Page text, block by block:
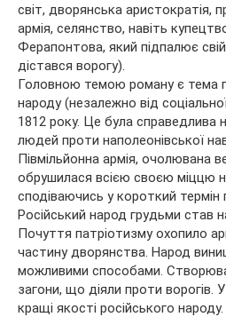
світ, дворянська аристократія,
армія, селянство, навіть
Ферапонтова, який підпалює
дістався ворогу).
Головною темою роману є тема
народу (незалежно від
1812 року. Це була справедлива
людей проти наполеонівської
Півмільйонна армія, очолювана
обрушилася всією своєю міццю
сподіваючись у короткий термін
Російський народ грудьми став
Почуття патріотизму охопило
частину дворянства. Народ
можливими способами.
загони, що діяли проти ворогів. У
кращі якості російського